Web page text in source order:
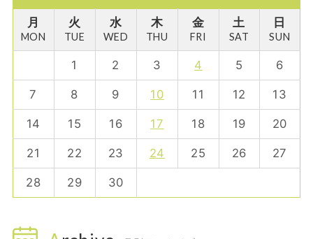
月
MON
火
TUE
水
WED
木
THU
金
FRI
土
SAT
日
SUN
1 2 3 4 5 6
7 8 9 10 11 12 13
14 15 16 17 18 19 20
21 22 23 24 25 26 27
28 29 30